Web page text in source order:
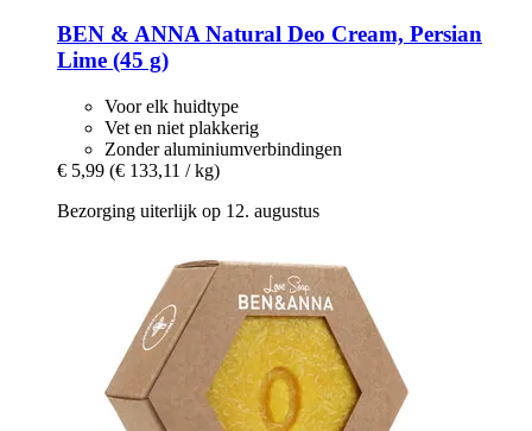
BEN & ANNANatural Deo Cream, Persian
Lime (45 g)
Voor elk huidtype
Vet en niet plakkerig
Zonder aluminiumverbindingen
€ 5,99 (€ 133,11 / kg)
Bezorging uiterlijk op 12. augustus